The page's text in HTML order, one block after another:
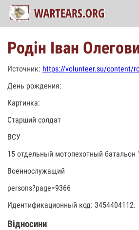
Родін Іван
Источник: https://volunteer.su/content/
День рождения:
Картинка:
Старший солдат
ВСУ
15 отдельный мотопехотный
Военнослужащий
persons?page=9366
Идентификационный код: 3454404112.
Відносини